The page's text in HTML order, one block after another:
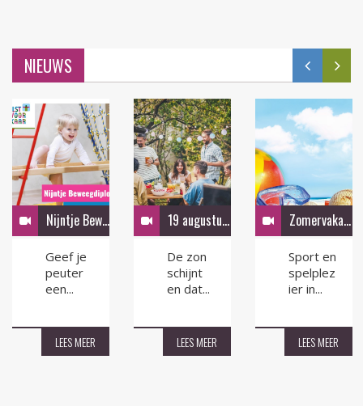
NIEUWS
Nijntje Beweeg Diploma
Geef je
peuter
een...
LEES MEER
19 augustus Zomerfeest in de tuin
De zon
schijnt
en dat...
LEES MEER
Zomervakantie activiteiten
Sport en
spelplez
ier in...
LEES MEER